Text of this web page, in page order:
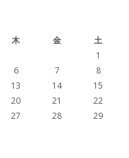
木 金
土
1
6 7
8
13 14
15
20 21
22
27 28
29